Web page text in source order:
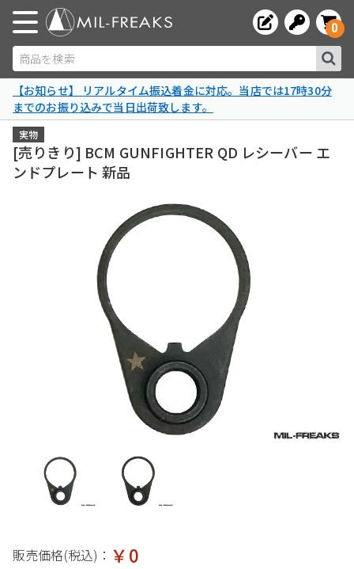
商品を検索
0
【お知らせ】 リアルタイム振込着金に対応。当店では17時30分
までのお振り込みで当日出荷致します。
実物
[売りきり] BCM GUNFIGHTER QD レシーバー エ
ンドプレート 新品
販売価格(税込)： ￥0